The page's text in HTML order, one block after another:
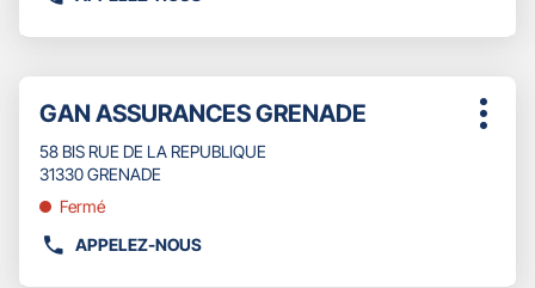
ANDRE
SALAGOU
amples
informations
AFFICHER
DE
TÉLÉPHONE
DU
POINT
DE
VENTE
GAN
ASSURANCES
sur
touche
ENTRÉE
pour
Point
vente
:
GAN ASSURANCES GRENADE
58 BIS RUE DE LA REPUBLIQUE
31330 GRENADE
Fermé
APPELEZ-NOUS
AFFICHER
Plus